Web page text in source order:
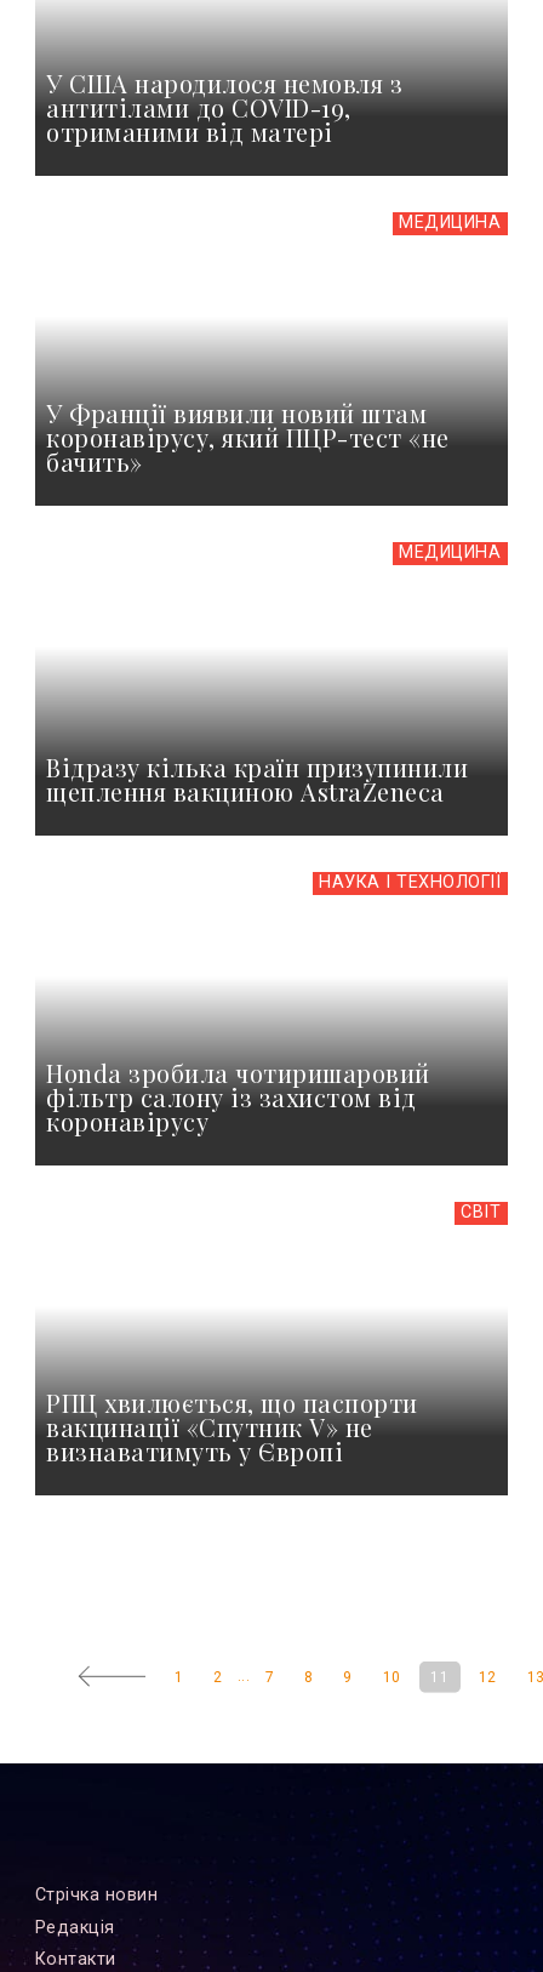
У США народилося немовля з
антитілами до COVID-19,
отриманими від матері
МЕДИЦИНА
У Франції виявили новий штам
коронавірусу, який ПЦР-тест «не
бачить»
МЕДИЦИНА
Відразу кілька країн призупинили
щеплення вакциною AstraZeneca
НАУКА І ТЕХНОЛОГІЇ
Honda зробила чотиришаровий
фільтр салону із захистом від
коронавірусу
СВІТ
РПЦ хвилюється, що паспорти
вакцинації «Спутник V» не
визнаватимуть у Європі
1 2 ... 7 8 9 10 11 12
Стрiчка новин
Редакцiя
Контакти